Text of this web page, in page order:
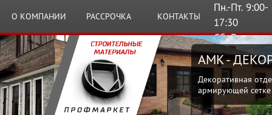
О КОМПАНИИ РАССРОЧКА КОНТАКТЫ
Пн.-Пт. 9:00-
17:30
Сб.,Вс.
Выходные
AMK -
Декоративная
армирующей сетке